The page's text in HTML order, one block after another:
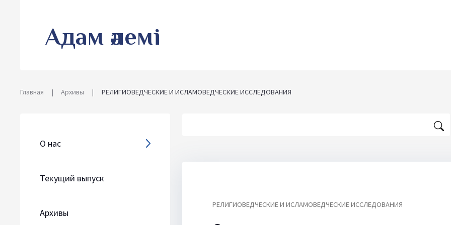
Адам әлемі
Главная | Архивы | РЕЛИГИОВЕДЧЕСКИЕ И ИСЛАМОВЕДЧЕСКИЕ ИССЛЕДОВАНИЯ
О нас
Текущий выпуск
Архивы
РЕЛИГИОВЕДЧЕСКИЕ И ИСЛАМОВЕДЧЕСКИЕ ИССЛЕДОВАНИЯ